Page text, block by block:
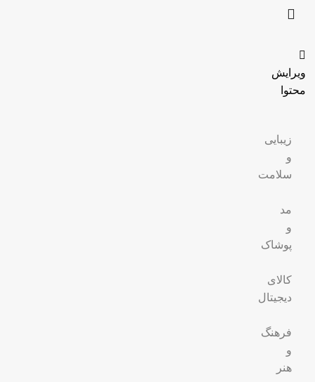
ویرایش
محتوا
زیبایی
و
سلامت
مد
و
پوشاک
کالای
دیجیتال
فرهنگ
و
هنر